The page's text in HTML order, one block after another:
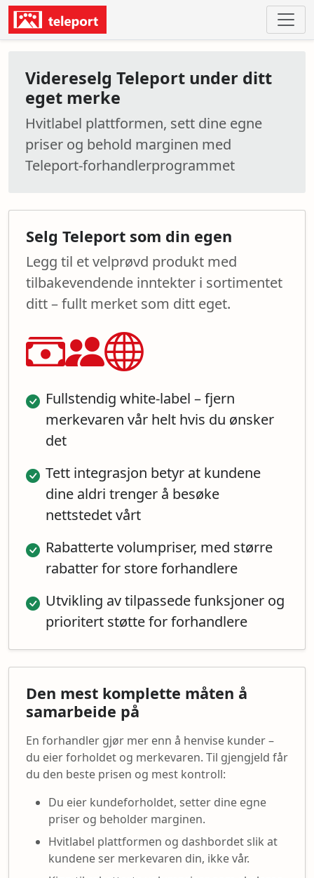
Videreselg Teleport under ditt
eget merke
Hvitlabel plattformen, sett dine egne
priser og behold marginen med
Teleport-forhandlerprogrammet
Selg Teleport som din egen
Legg til et velprøvd produkt med
tilbakevendende inntekter i sortimentet
ditt – fullt merket som ditt eget.
Fullstendig white-label – fjern
merkevaren vår helt hvis du ønsker
det
Tett integrasjon betyr at kundene
dine aldri trenger å besøke
nettstedet vårt
Rabatterte volumpriser, med større
rabatter for store forhandlere
Utvikling av tilpassede funksjoner og
prioritert støtte for forhandlere
Den mest komplette måten å
samarbeide på
En forhandler gjør mer enn å henvise kunder –
du eier forholdet og merkevaren. Til gjengjeld får
du den beste prisen og mest kontroll:
Du eier kundeforholdet, setter dine egne
priser og beholder marginen.
Hvitlabel plattformen og dashbordet slik at
kundene ser merkevaren din, ikke vår.